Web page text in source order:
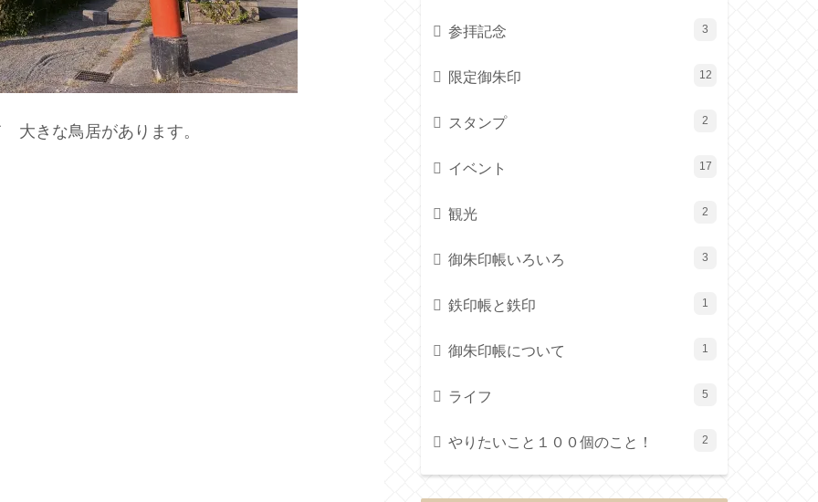
大きな鳥居があります。
参拝記念 3
限定御朱印 12
スタンプ 2
イベント 17
観光 2
御朱印帳いろいろ 3
鉄印帳と鉄印 1
御朱印帳について 1
ライフ 5
やりたいこと１００個のこと！ 2